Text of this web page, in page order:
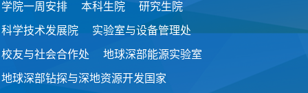
学院一周安排 本科生院 研究生院
科学技术发展院 实验室与设备管理处
校友与社会合作处 地球深部能源实验室
地球深部钻探与深地资源开发国家